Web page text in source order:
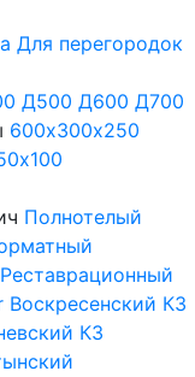
Для перегородок
Д500 Д600 Д700
600х300х250
Полнотелый
Реставрационный
Воскресенский КЗ
КЗ